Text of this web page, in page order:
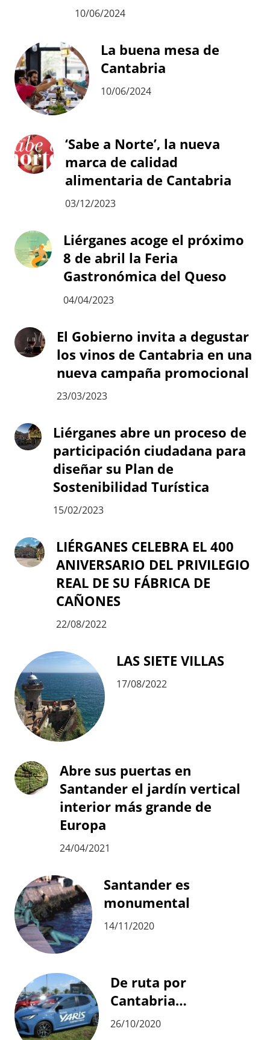
10/06/2024
La buena mesa de
Cantabria
10/06/2024
‘Sabe a Norte’, la nueva
marca de calidad
alimentaria de Cantabria
03/12/2023
Liérganes acoge el próximo
8 de abril la Feria
Gastronómica del Queso
04/04/2023
El Gobierno invita a degustar
los vinos de Cantabria en una
nueva campaña promocional
23/03/2023
Liérganes abre un proceso de
participación ciudadana para
diseñar su Plan de
Sostenibilidad Turística
15/02/2023
LIÉRGANES CELEBRA EL 400
ANIVERSARIO DEL PRIVILEGIO
REAL DE SU FÁBRICA DE
CAÑONES
22/08/2022
LAS SIETE VILLAS
17/08/2022
Abre sus puertas en
Santander el jardín vertical
interior más grande de
Europa
24/04/2021
Santander es
monumental
14/11/2020
De ruta por
Cantabria…
26/10/2020